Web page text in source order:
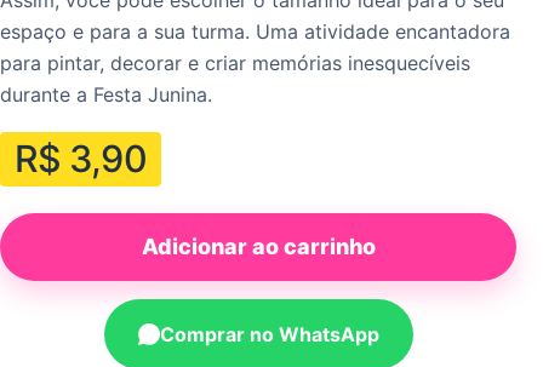
espaço e para a sua turma. Uma atividade encantadora
para pintar, decorar e criar memórias inesquecíveis
durante a Festa Junina.
R$ 3,90
Adicionar ao carrinho
Comprar no WhatsApp